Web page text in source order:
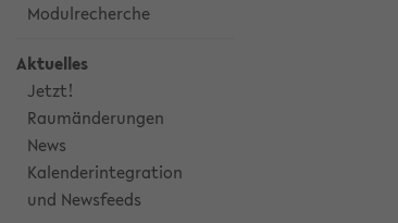
Modulrecherche
Aktuelles
Jetzt!
Raumänderungen
News
Kalenderintegration
und Newsfeeds